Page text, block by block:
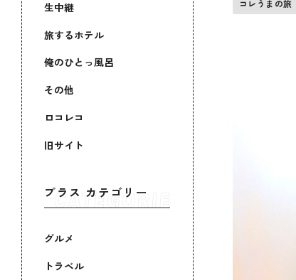
生中継
旅するホテル
俺のひとっ風呂
その他
ロコレコ
旧サイト
プラス カテゴリー
グルメ
トラベル
コレうまの旅